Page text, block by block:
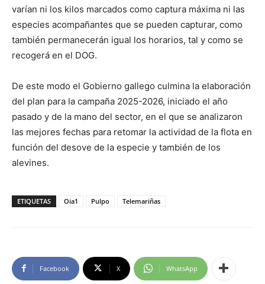
varían ni los kilos marcados como captura máxima ni las
especies acompañantes que se pueden capturar, como
también permanecerán igual los horarios, tal y como se
recogerá en el DOG.
De este modo el Gobierno gallego culmina la elaboración
del plan para la campaña 2025-2026, iniciado el año
pasado y de la mano del sector, en el que se analizaron
las mejores fechas para retomar la actividad de la flota en
función del desove de la especie y también de los
alevines.
ETIQUETAS Oia1 Pulpo Telemariñas
Facebook X WhatsApp